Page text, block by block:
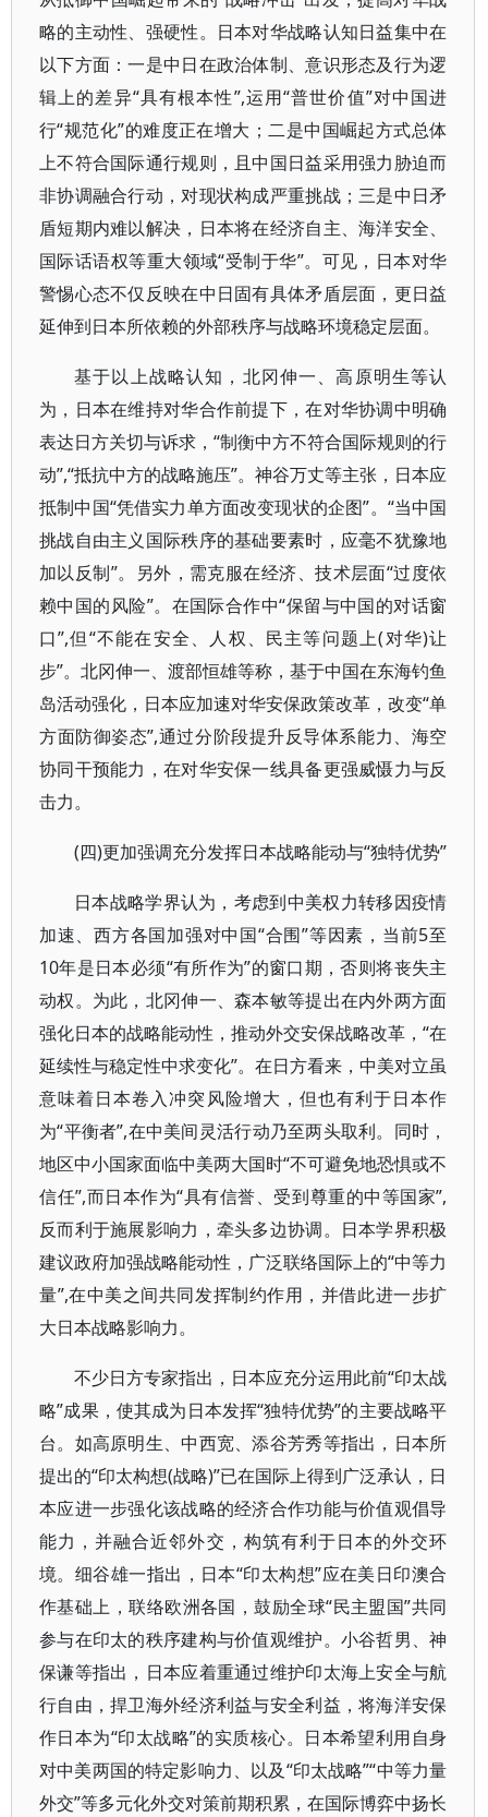
略的主动性、强硬性。日本对华战略认知日益集中在
以下方面：一是中日在政治体制、意识形态及行为逻
辑上的差异“具有根本性”,运用“普世价值”对中国进
行“规范化”的难度正在增大；二是中国崛起方式总体
上不符合国际通行规则，且中国日益采用强力胁迫而
非协调融合行动，对现状构成严重挑战；三是中日矛
盾短期内难以解决，日本将在经济自主、海洋安全、
国际话语权等重大领域“受制于华”。可见，日本对华
警惕心态不仅反映在中日固有具体矛盾层面，更日益
延伸到日本所依赖的外部秩序与战略环境稳定层面。
基于以上战略认知，北冈伸一、高原明生等认
为，日本在维持对华合作前提下，在对华协调中明确
表达日方关切与诉求，“制衡中方不符合国际规则的行
动”,“抵抗中方的战略施压”。神谷万丈等主张，日本应
抵制中国“凭借实力单方面改变现状的企图”。“当中国
挑战自由主义国际秩序的基础要素时，应毫不犹豫地
加以反制”。另外，需克服在经济、技术层面“过度依
赖中国的风险”。在国际合作中“保留与中国的对话窗
口”,但“不能在安全、人权、民主等问题上(对华)让
步”。北冈伸一、渡部恒雄等称，基于中国在东海钓鱼
岛活动强化，日本应加速对华安保政策改革，改变“单
方面防御姿态”,通过分阶段提升反导体系能力、海空
协同干预能力，在对华安保一线具备更强威慑力与反
击力。
(四)更加强调充分发挥日本战略能动与“独特优势”
日本战略学界认为，考虑到中美权力转移因疫情
加速、西方各国加强对中国“合围”等因素，当前5至
10年是日本必须“有所作为”的窗口期，否则将丧失主
动权。为此，北冈伸一、森本敏等提出在内外两方面
强化日本的战略能动性，推动外交安保战略改革，“在
延续性与稳定性中求变化”。在日方看来，中美对立虽
意味着日本卷入冲突风险增大，但也有利于日本作
为“平衡者”,在中美间灵活行动乃至两头取利。同时，
地区中小国家面临中美两大国时“不可避免地恐惧或不
信任”,而日本作为“具有信誉、受到尊重的中等国家”,
反而利于施展影响力，牵头多边协调。日本学界积极
建议政府加强战略能动性，广泛联络国际上的“中等力
量”,在中美之间共同发挥制约作用，并借此进一步扩
大日本战略影响力。
不少日方专家指出，日本应充分运用此前“印太战
略”成果，使其成为日本发挥“独特优势”的主要战略平
台。如高原明生、中西宽、添谷芳秀等指出，日本所
提出的“印太构想(战略)”已在国际上得到广泛承认，日
本应进一步强化该战略的经济合作功能与价值观倡导
能力，并融合近邻外交，构筑有利于日本的外交环
境。细谷雄一指出，日本“印太构想”应在美日印澳合
作基础上，联络欧洲各国，鼓励全球“民主盟国”共同
参与在印太的秩序建构与价值观维护。小谷哲男、神
保谦等指出，日本应着重通过维护印太海上安全与航
行自由，捍卫海外经济利益与安全利益，将海洋安保
作日本为“印太战略”的实质核心。日本希望利用自身
对中美两国的特定影响力、以及“印太战略”“中等力量
外交”等多元化外交对策前期积累，在国际博弈中扬长